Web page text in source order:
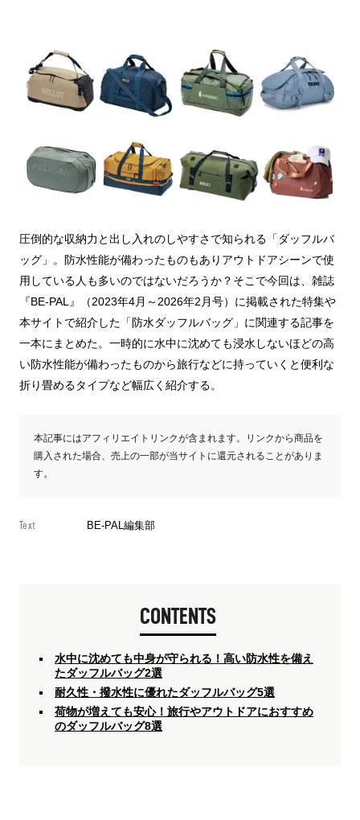
圧倒的な収納力と出し入れのしやすさで知られる「ダッフルバ
ッグ」。防水性能が備わったものもありアウトドアシーンで使
用している人も多いのではないだろうか？そこで今回は、雑誌
『BE-PAL』（2023年4月～2026年2月号）に掲載された特集や
本サイトで紹介した「防水ダッフルバッグ」に関連する記事を
一本にまとめた。一時的に水中に沈めても浸水しないほどの高
い防水性能が備わったものから旅行などに持っていくと便利な
折り畳めるタイプなど幅広く紹介する。
本記事にはアフィリエイトリンクが含まれます。リンクから商品を
購入された場合、売上の一部が当サイトに還元されることがありま
す。
Text BE-PAL編集部
CONTENTS
水中に沈めても中身が守られる！高い防水性を備え
たダッフルバッグ2選
耐久性・撥水性に優れたダッフルバッグ5選
荷物が増えても安心！旅行やアウトドアにおすすめ
のダッフルバッグ8選